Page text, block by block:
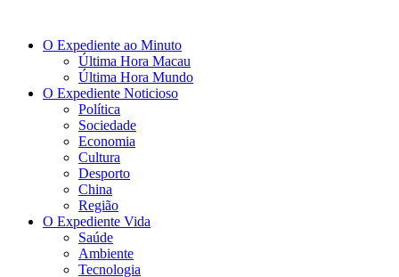
O Expediente ao Minuto
Última Hora Macau
Última Hora Mundo
O Expediente Noticioso
Política
Sociedade
Economia
Cultura
Desporto
China
Região
O Expediente Vida
Saúde
Ambiente
Tecnologia